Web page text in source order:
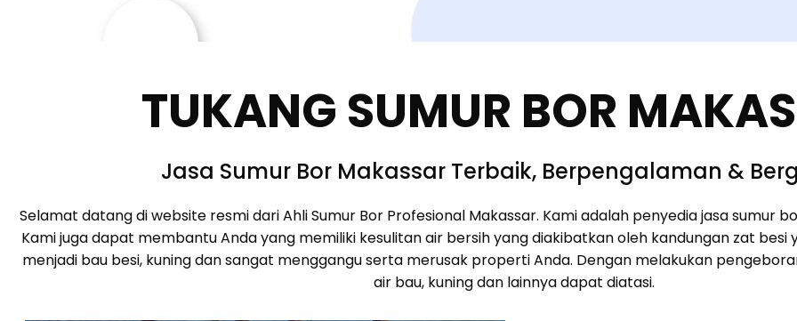
TUKANG SUMUR BOR
Jasa Sumur Bor Makassar Terbaik, Berpengalaman &
Selamat datang di website resmi dari Ahli Sumur Bor Profesional Makassar. Kami adalah penyedia jasa sumur
Kami juga dapat membantu Anda yang memiliki kesulitan air bersih yang diakibatkan oleh kandungan zat besi
menjadi bau besi, kuning dan sangat menggangu serta merusak properti Anda. Dengan melakukan
air bau, kuning dan lainnya dapat diatasi.